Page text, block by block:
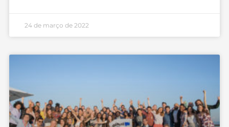
24 de março de 2022